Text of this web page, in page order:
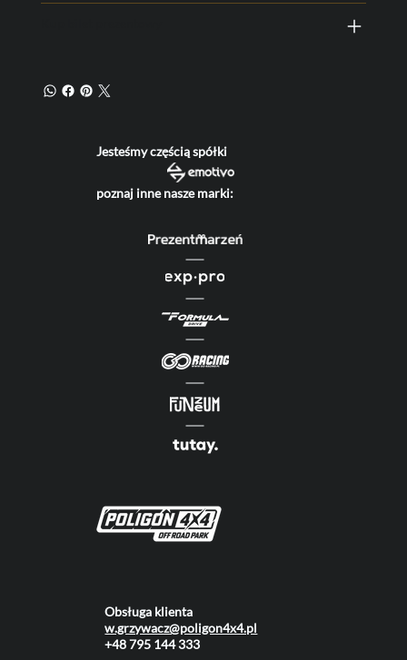
Obsługa klienta
w.grzywacz@poligon4x4.pl
+48 795 144 333
Jesteśmy częścią spółki
poznaj inne nasze marki: